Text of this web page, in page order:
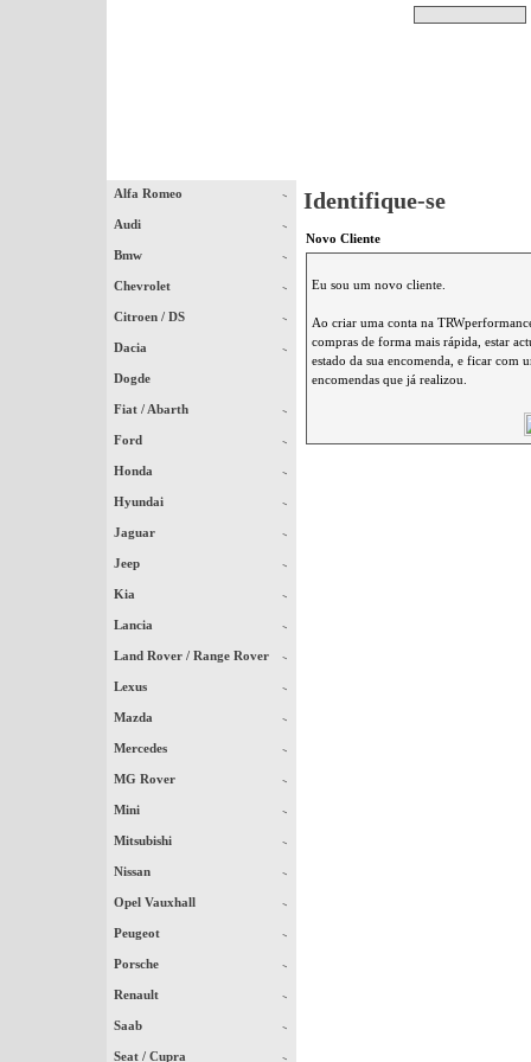
Alfa Romeo
Audi
Bmw
Chevrolet
Citroen / DS
Dacia
Dogde
Fiat / Abarth
Ford
Honda
Hyundai
Jaguar
Jeep
Kia
Lancia
Land Rover / Range Rover
Lexus
Mazda
Mercedes
MG Rover
Mini
Mitsubishi
Nissan
Opel Vauxhall
Peugeot
Porsche
Renault
Saab
Seat / Cupra
Identifique-se
Novo Cliente
Eu sou um novo cliente.
Ao criar uma conta na
compras de forma mais rápida, estar
estado da sua encomenda, e ficar com
encomendas que já realizou.